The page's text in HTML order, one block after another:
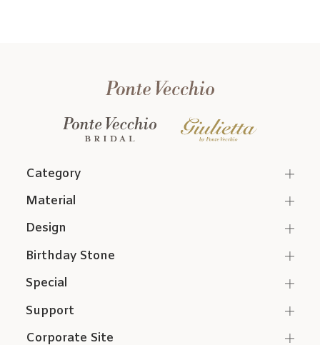
Category
Support
Corporate Site
Material
Design
Birthday Stone
Special